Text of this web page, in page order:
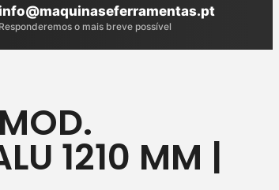
info@maquinaseferramentas.pt
Responderemos o mais breve possível
1210 MM |